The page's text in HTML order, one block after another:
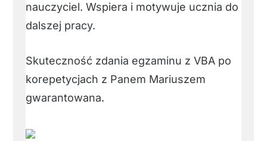
nauczyciel. Wspiera i motywuje ucznia do
dalszej pracy.
Skuteczność zdania egzaminu z VBA po
korepetycjach z Panem Mariuszem
gwarantowana.